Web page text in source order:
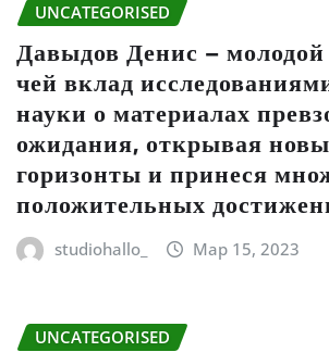
UNCATEGORISED
Давыдов Денис –
чей вклад
науки о материалах
ожидания, открывая
горизонты и принеся
положительных
studiohallo_ Мар 15, 2023
UNCATEGORISED